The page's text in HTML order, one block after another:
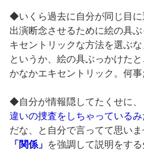
◆いくら過去に自分が同じ目
出演断念させるために絵の具
キセントリックな方法を選ぶな
というか、絵の具ぶっかけた
かなかエキセントリック。何事
◆自分が情報隠してたくせに、
違いの捜査をしちゃっているみ
だな、と自分で言ってて思い
「関係」 を強調して説明をす